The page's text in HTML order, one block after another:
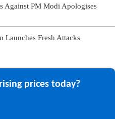
Against PM Modi Apologises
Launches Fresh Attacks
prices today?